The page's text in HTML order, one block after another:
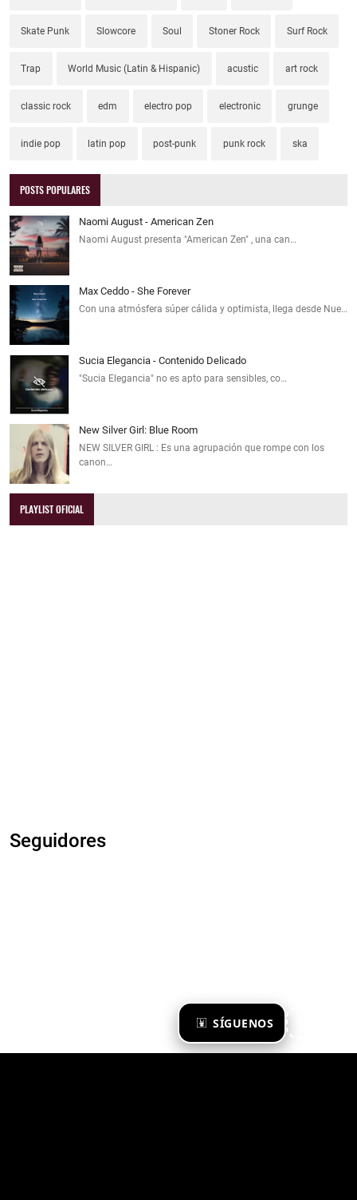
SÍGUENOS
Skate Punk Slowcore Soul Stoner Rock Surf Rock
Trap World Music (Latin & Hispanic) acustic art rock
classic rock edm electro pop electronic grunge
indie pop latin pop post-punk punk rock ska
POSTS POPULARES
Naomi August - American Zen
Naomi August presenta "American Zen" , una can…
Max Ceddo - She Forever
Con una atmósfera súper cálida y optimista, llega desde Nue…
Sucia Elegancia - Contenido Delicado
"Sucia Elegancia" no es apto para sensibles, co…
New Silver Girl: Blue Room
NEW SILVER GIRL : Es una agrupación que rompe con los
canon…
PLAYLIST OFICIAL
Seguidores